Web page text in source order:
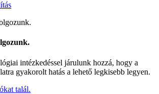
intézkedéssel járulunk hozzá, hogy a
gyakorolt hatás a lehető legkisebb legyen.
talál.